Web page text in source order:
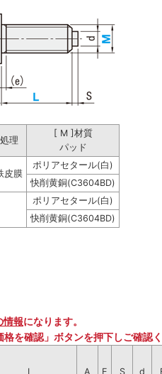
理
[ M ]材質
パッド
皮膜
ポリアセタール(白)
快削黄銅(C3604BD)
ポリアセタール(白)
快削黄銅(C3604BD)
情報になります。
格を確認」ボタンを押下しご確認
L
A E S d